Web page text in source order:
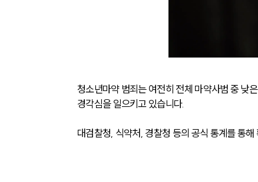
청소년마약 범죄는 여전히 전체 마약사범 중 낮
경각심을 일으키고 있습니다.
대검찰청, 식약처, 경찰청 등의 공식 통계를 통